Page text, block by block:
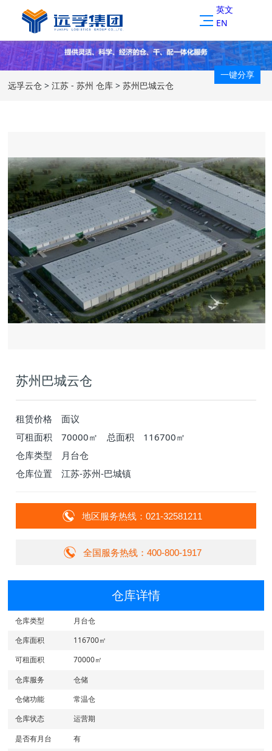
英文
EN
远孚云仓 >江苏 - 苏州 仓库>苏州巴城云仓
一键分享
苏州巴城云仓
租赁价格
面议
可租面积
70000㎡ 总面积
116700㎡
仓库类型
月台仓
仓库位置
江苏-苏州-巴城镇
地区服务热线：021-32581211
全国服务热线：400-800-1917
仓库详情
仓库类型
月台仓
仓库面积
116700㎡
可租面积
70000㎡
仓库服务
仓储
仓储功能
常温仓
仓库状态
运营期
是否有月台
有